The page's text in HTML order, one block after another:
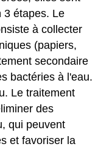
3 étapes. Le
à collecter
(papiers,
secondaire
bactéries à l'eau.
Le traitement
des
qui peuvent
et favoriser la